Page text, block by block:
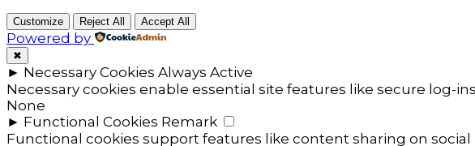
Customize Reject All Accept All
Powered by
✖
► Necessary Cookies Always Active
Necessary cookies enable essential site features like secure log-
None
► Functional Cookies Remark
Functional cookies support features like content sharing on